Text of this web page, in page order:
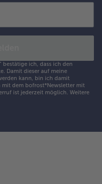
bestätige ich, dass ich den
Damit dieser auf meine
kann, bin ich damit
mit dem bofrost*Newsletter mit
ist jederzeit möglich. Weitere